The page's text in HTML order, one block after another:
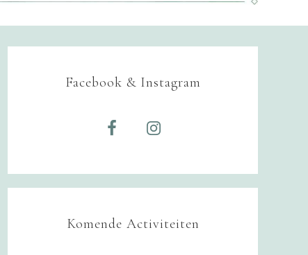
Facebook & Instagram
Komende Activiteiten